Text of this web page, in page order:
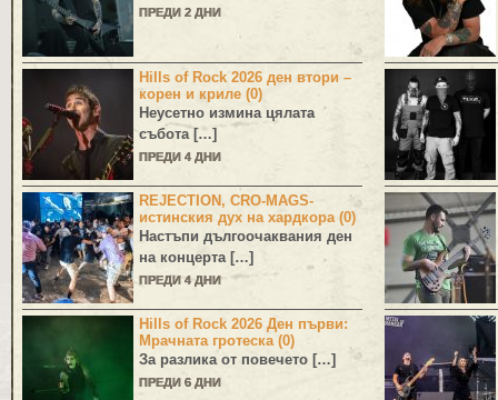
ПРЕДИ 2 ДНИ
Hills of Rock 2026 ден втори –
корен и криле (0)
Неусетно измина цялата
събота […]
ПРЕДИ 4 ДНИ
REJECTION, CRO-MAGS-
истинския дух на хардкора (0)
Настъпи дългоочаквания ден
на концерта […]
ПРЕДИ 4 ДНИ
Hills of Rock 2026 Ден първи:
Мрачната гротеска (0)
За разлика от повечето […]
ПРЕДИ 6 ДНИ